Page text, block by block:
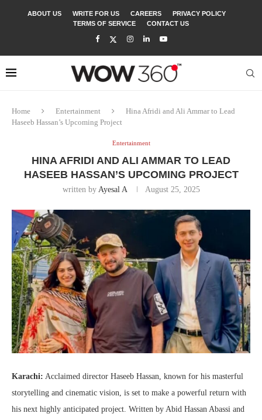
ABOUT US WRITE FOR US CAREERS
PRIVACY POLICY
TERMS OF SERVICE
CONTACT US
Home Entertainment
Hina Afridi and Ali Ammar to Lead
Haseeb Hassan’s Upcoming Project
Entertainment
HINA AFRIDI AND ALI AMMAR TO LEAD
HASEEB HASSAN’S UPCOMING PROJECT
written by Ayesal A August 25, 2025
Karachi: Acclaimed director Haseeb Hassan, known for his masterful
storytelling and cinematic vision, is set to make a powerful return with
his next highly anticipated project. Written by Abid Hassan Abassi and